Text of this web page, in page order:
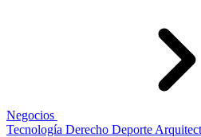
Negocios
Tecnología Derecho Deporte